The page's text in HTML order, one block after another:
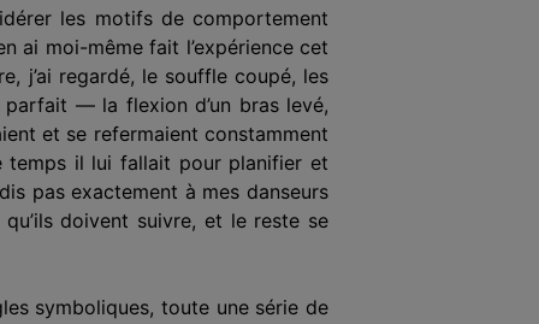
les motifs de comportement
ai moi-même fait l’expérience cet
j’ai regardé, le souffle coupé, les
— la flexion d’un bras levé,
et se refermaient constamment
temps il lui fallait pour planifier et
pas exactement à mes danseurs
doivent suivre, et le reste se
symboliques, toute une série de